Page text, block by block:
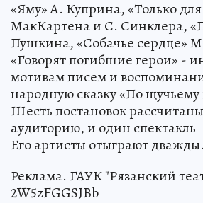
«Яму» А. Куприна, «Только
МакКартена и С. Синклера,
Пушкина, «Собачье сердце»
«Говорят погибшие герои» -
мотивам писем и
народную сказку «По щучьему
Шесть постановок
аудиторию, и один
Его артисты отыграют дважды.
Реклама. ГАУК "Рязанский
2W5zFGGSJBb